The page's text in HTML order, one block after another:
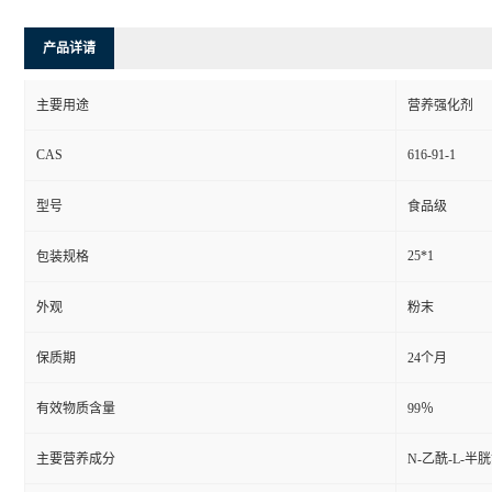
产品详请
主要用途 营养强化剂
CAS 616-91-1
型号 食品级
包装规格 25*1
外观 粉末
保质期 24个月
有效物质含量 99％
主要营养成分 N-乙酰-L-半